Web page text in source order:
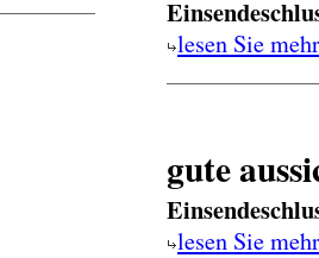
lesen Sie mehr
gute
lesen Sie mehr